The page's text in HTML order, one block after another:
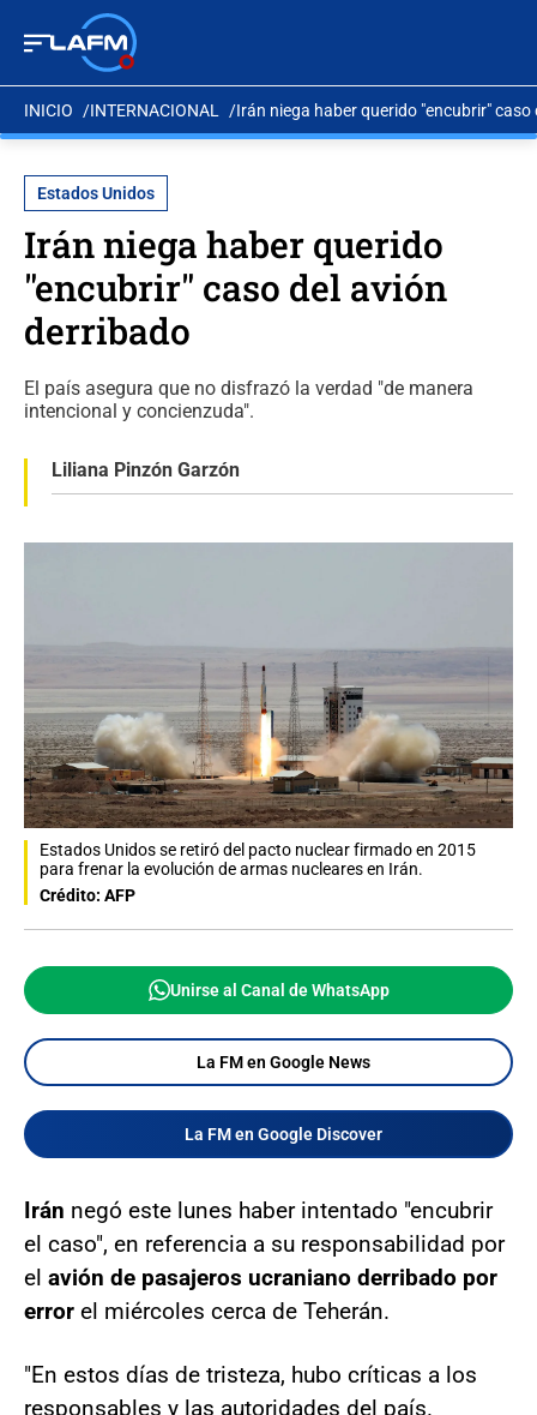
INICIO INTERNACIONAL Irán niega haber querido "encubrir"
Estados Unidos
Irán niega haber querido
"encubrir" caso del avión
derribado
El país asegura que no disfrazó la verdad "de manera
intencional y concienzuda".
Liliana Pinzón Garzón
Estados Unidos se retiró del pacto nuclear firmado en 2015
para frenar la evolución de armas nucleares en Irán.
Crédito: AFP
Unirse al Canal de WhatsApp
La FM en Google News
La FM en Google Discover
Irán negó este lunes haber intentado "encubrir
el caso", en referencia a su responsabilidad por
el avión de pasajeros ucraniano derribado por
error el miércoles cerca de Teherán.
"En estos días de tristeza, hubo críticas a los
responsables y las autoridades del país.